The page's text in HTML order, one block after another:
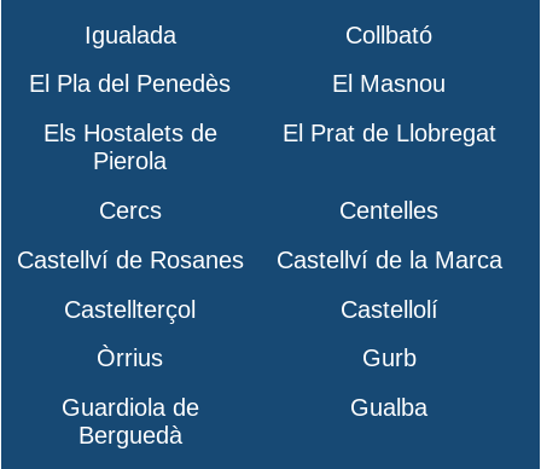
Igualada
Collbató
El Pla del Penedès
El Masnou
Els Hostalets de
Pierola
El Prat de Llobregat
Cercs
Centelles
Castellví de Rosanes
Castellví de la Marca
Castellterçol
Castellolí
Òrrius
Gurb
Guardiola de
Berguedà
Gualba